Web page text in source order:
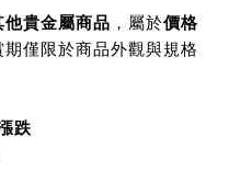
貴金屬商品 ，屬於價格
期僅限於商品外觀與規格
跌